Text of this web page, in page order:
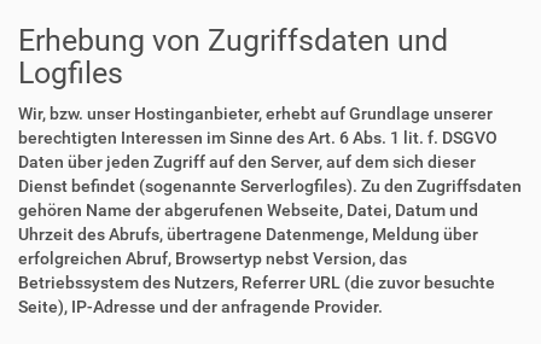
Erhebung von Zugriffsdaten und
Logfiles
Wir, bzw. unser Hostinganbieter, erhebt auf Grundlage unserer
berechtigten Interessen im Sinne des Art. 6 Abs. 1 lit. f. DSGVO
Daten über jeden Zugriff auf den Server, auf dem sich dieser
Dienst befindet (sogenannte Serverlogfiles). Zu den Zugriffsdaten
gehören Name der abgerufenen Webseite, Datei, Datum und
Uhrzeit des Abrufs, übertragene Datenmenge, Meldung über
erfolgreichen Abruf, Browsertyp nebst Version, das
Betriebssystem des Nutzers, Referrer URL (die zuvor besuchte
Seite), IP-Adresse und der anfragende Provider.